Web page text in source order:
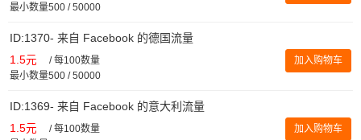
最小数量500 / 50000
ID:1370- 来自 Facebook 的德国流量
1.5元 /每100数量
最小数量500 / 50000
加入购物车
ID:1369- 来自 Facebook 的意大利流量
1.5元 /每100数量
加入购物车